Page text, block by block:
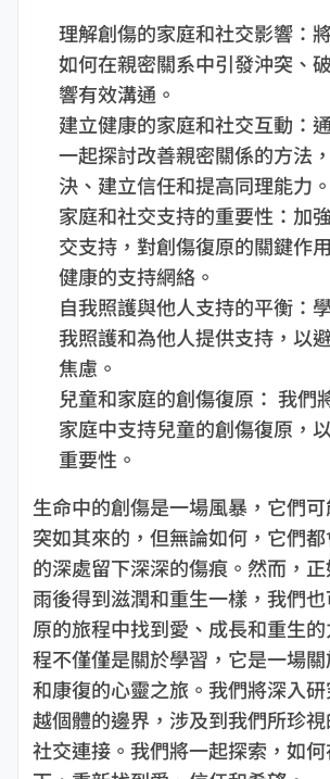
理解創傷的家庭和社交影響：
如何在親密關系中引發沖突、
響有效溝通。
建立健康的家庭和社交互動：
一起探討改善親密關係的方法
決、建立信任和提高同理能力。
家庭和社交支持的重要性：加
交支持，對創傷復原的關鍵作
健康的支持網絡。
自我照護與他人支持的平衡：
我照護和為他人提供支持，以
焦慮。
兒童和家庭的創傷復原： 我們
家庭中支持兒童的創傷復原，
重要性。
生命中的創傷是一場風暴，它們可
突如其來的，但無論如何，它們
的深處留下深深的傷痕。然而，
雨後得到滋潤和重生一樣，我們
原的旅程中找到愛、成長和重生
程不僅僅是關於學習，它是一場
和康復的心靈之旅。我們將深入
越個體的邊界，涉及到我們所珍
社交連接。我們將一起探索，如